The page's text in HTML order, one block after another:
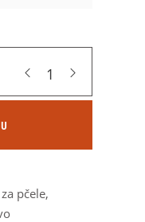
pčele,